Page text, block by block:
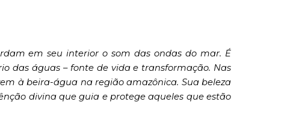
em seu interior o som das ondas do mar. É
das águas – fonte de vida e transformação. Nas
à beira-água na região amazônica. Sua beleza
divina que guia e protege aqueles que estão